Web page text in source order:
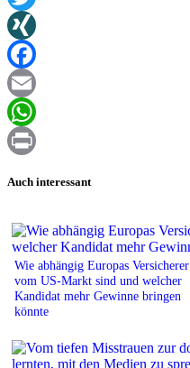
Twitter
XING
Facebook
Email
WhatsApp
Auch interessant
Wie abhängig Europas Versicherer
vom US-Markt sind und welcher
Kandidat mehr Gewinne bringen
könnte